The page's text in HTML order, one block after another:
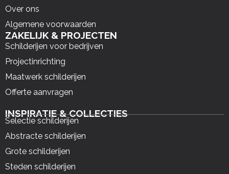
Over ons
Algemene voorwaarden
ZAKELIJK & PROJECTEN
Schilderijen voor bedrijven
Projectinrichting
Maatwerk schilderijen
Offerte aanvragen
INSPIRATIE & COLLECTIES
Selectie schilderijen
Abstracte schilderijen
Grote schilderijen
Steden schilderijen